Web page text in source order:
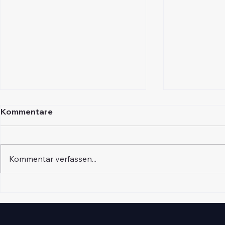
Württemberg vertraulich
Kommentare
Kommentar verfassen...